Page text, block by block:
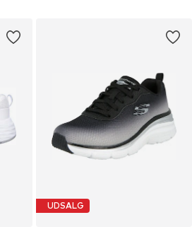
UDSALG